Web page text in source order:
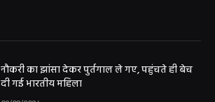
नौकरी का झांसा देकर पुर्तगाल ले गए, पहुंचते ही बेच
दी गई भारतीय महिला